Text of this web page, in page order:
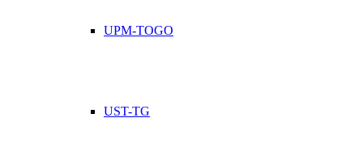
UPM-TOGO
UST-TG